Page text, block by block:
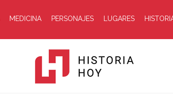
MEDICINA PERSONAJES LUGARES